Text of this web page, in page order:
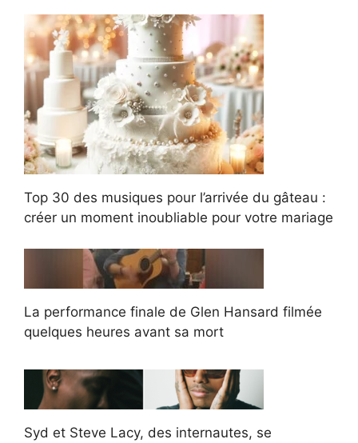
Top 30 des musiques pour l’arrivée du gâteau :
créer un moment inoubliable pour votre mariage
La performance finale de Glen Hansard filmée
quelques heures avant sa mort
Syd et Steve Lacy, des internautes, se